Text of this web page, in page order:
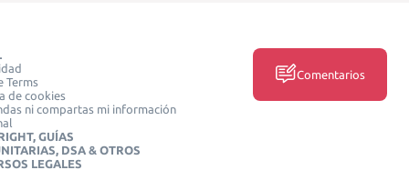
Terms
de cookies
ni compartas mi información
GUÍAS
DSA & OTROS
LEGALES
Comentarios